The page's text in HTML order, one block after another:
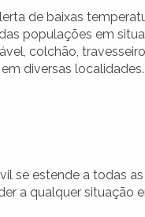
de baixas
populações em
colchão,
diversas localidades.
se estende a todas
a qualquer situação